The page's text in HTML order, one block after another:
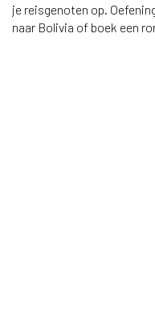
je reisgenoten op.
naar Bolivia of boek een